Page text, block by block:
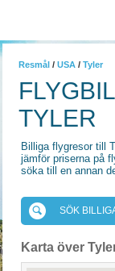
Resmål / USA / Tyler
TYLER
Billiga flygresor till
jämför priserna på
söka till en annan
SÖK
Karta över